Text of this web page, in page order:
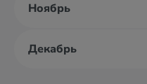
Ноябрь
Декабрь